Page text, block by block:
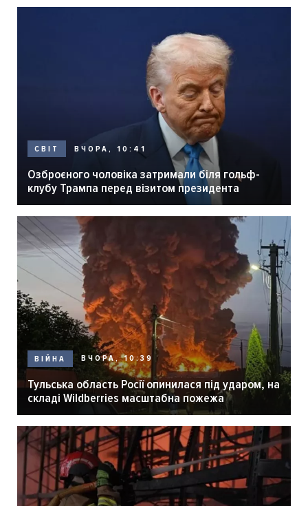
СВІТ ВЧОРА, 10:41
Озброєного чоловіка затримали біля гольф-
клубу Трампа перед візитом президента
ВІЙНА ВЧОРА, 10:39
Тульська область Росії опинилася під ударом, на
складі Wildberries масштабна пожежа